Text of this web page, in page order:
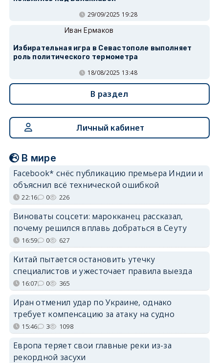
29/09/2025 19:28
Иван Ермаков
Избирательная игра в Севастополе выполняет
роль политического термометра
18/08/2025 13:48
В раздел
Личный кабинет
В мире
Facebook* снёс публикацию премьера Индии и
объяснил всё технической ошибкой
22:16 0 226
Виноваты соцсети: марокканец рассказал,
почему решился вплавь добраться в Сеуту
16:59 0 627
Китай пытается остановить утечку
специалистов и ужесточает правила выезда
16:07 0 365
Иран отменил удар по Украине, однако
требует компенсацию за атаку на судно
15:46 3 1098
Европа теряет свои главные реки из-за
рекордной засухи